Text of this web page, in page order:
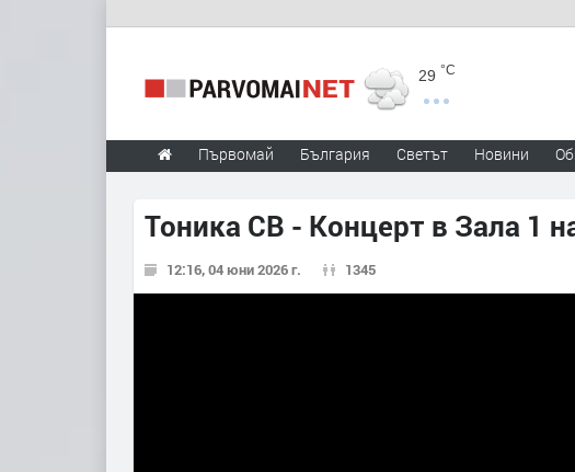
29 °C
Първомай България Светът Новини
Тоника СВ - Концерт в Зала 1
12:16, 04 юни 2026 г. 1345